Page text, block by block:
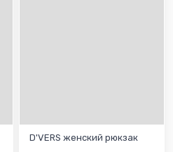
D'VERS женский рюкзак